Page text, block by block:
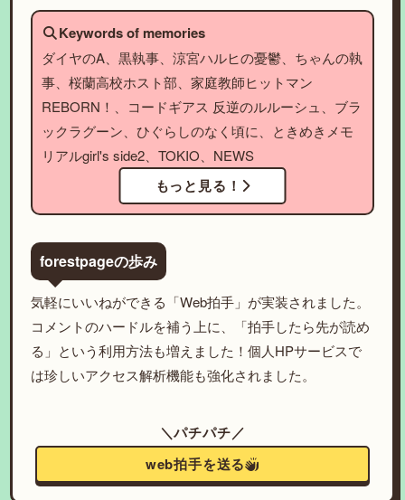
Keywords of memories
ダイヤのA、黒執事、涼宮ハルヒの憂鬱、ちゃんの執
事、桜蘭高校ホスト部、家庭教師ヒットマン
REBORN！、コードギアス 反逆のルルーシュ、ブラ
ックラグーン、ひぐらしのなく頃に、ときめきメモ
リアルgirl's side2、TOKIO、NEWS
もっと見る！
forestpageの歩み
気軽にいいねができる「Web拍手」が実装されました。
コメントのハードルを補う上に、「拍手したら先が読め
る」という利用方法も増えました！個人HPサービスで
は珍しいアクセス解析機能も強化されました。
＼パチパチ／
web拍手を送る